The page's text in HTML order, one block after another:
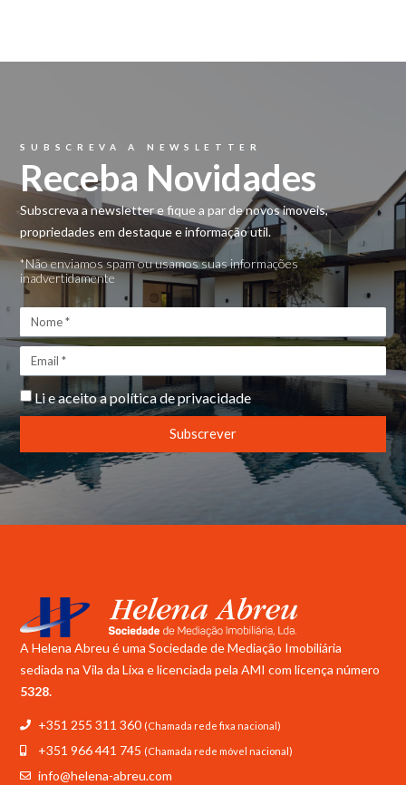
SUBSCREVA A NEWSLETTER
Receba Novidades
Subscreva a newsletter e fique a par de novos imoveis,
propriedades em destaque e informação util.
*Não enviamos spam ou usamos suas informações
inadvertidamente
Li e aceito apolítica de privacidade
Subscrever
A Helena Abreu é uma Sociedade de Mediação Imobiliária
sediada na Vila da Lixa e licenciada pelaAMI com licença número
5328.
+351 255 311 360 (Chamada rede fixa nacional)
+351 966 441 745 (Chamada rede móvel nacional)
info@helena-abreu.com